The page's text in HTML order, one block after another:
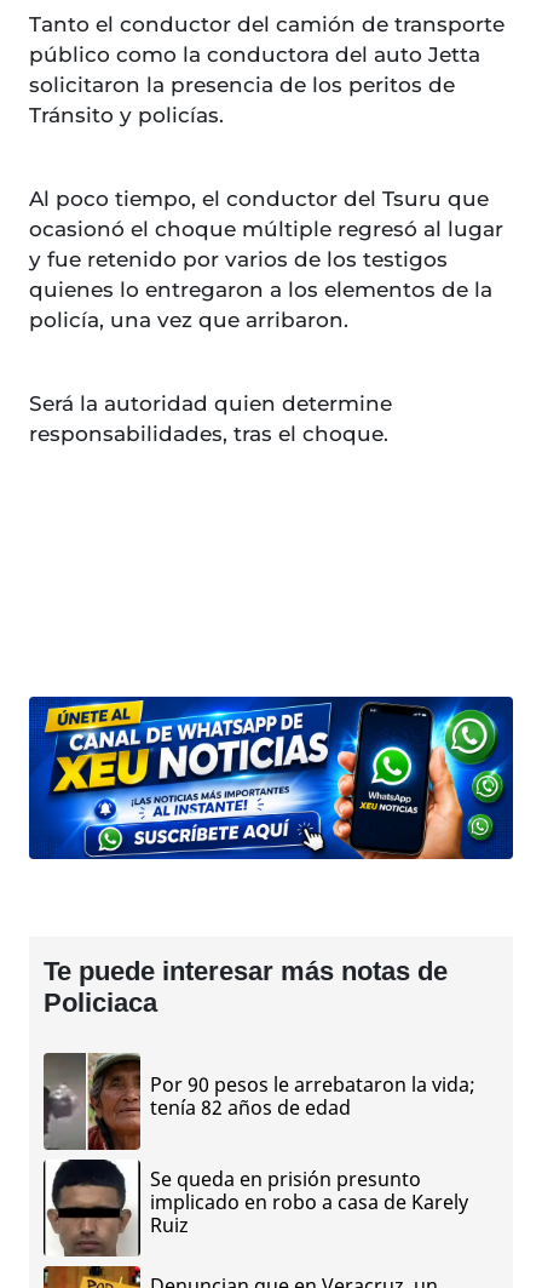
Tanto el conductor del camión de transporte
público como la conductora del auto Jetta
solicitaron la presencia de los peritos de
Tránsito y policías.
Al poco tiempo, el conductor del Tsuru que
ocasionó el choque múltiple regresó al lugar
y fue retenido por varios de los testigos
quienes lo entregaron a los elementos de la
policía, una vez que arribaron.
Será la autoridad quien determine
responsabilidades, tras el choque.
Te puede interesar más notas de
Policiaca
Por 90 pesos le arrebataron la vida;
tenía 82 años de edad
Se queda en prisión presunto
implicado en robo a casa de Karely
Ruiz